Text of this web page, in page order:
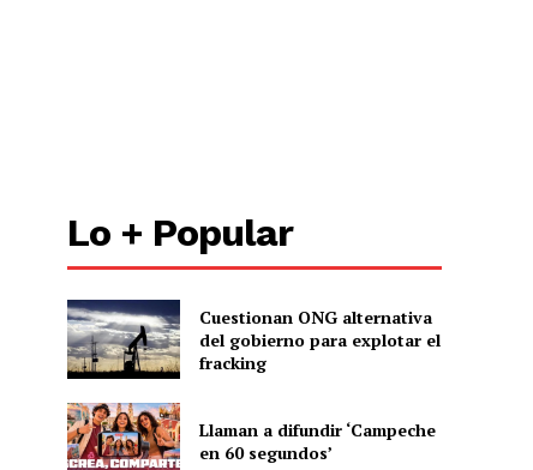
Lo + Popular
Cuestionan ONG alternativa
del gobierno para explotar el
fracking
Llaman a difundir ‘Campeche
en 60 segundos’